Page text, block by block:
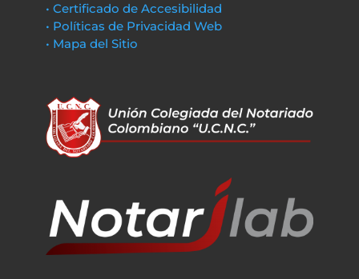
• Certificado de Accesibilidad
• Políticas de Privacidad Web
• Mapa del Sitio